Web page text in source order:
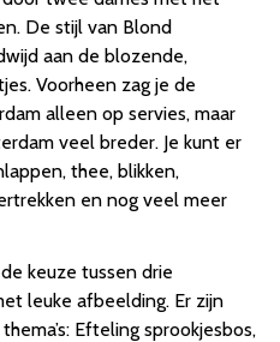
De stijl van Blond
aan de blozende,
Voorheen zag je de
alleen op servies, maar
veel breder. Je kunt er
thee, blikken,
en nog veel meer
keuze tussen drie
leuke afbeelding. Er zijn
Efteling sprookjesbos,